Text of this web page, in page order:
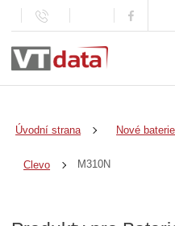
Úvodní strana Nové
Clevo M310N